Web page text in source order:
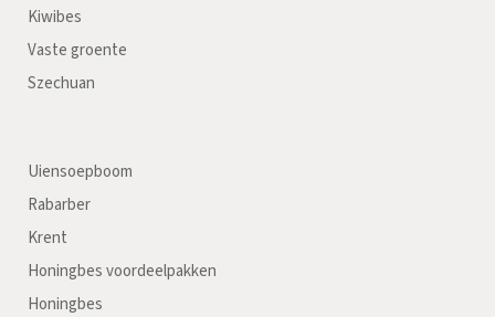
Kiwibes
Vaste groente
Szechuan
Uiensoepboom
Rabarber
Krent
Honingbes voordeelpakken
Honingbes